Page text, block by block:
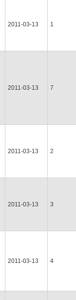
2011-03-13 1
2011-03-13 7
2011-03-13 2
2011-03-13 3
2011-03-13 4